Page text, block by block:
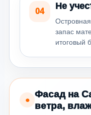
04
Не
Островная
запас
итоговый
●
Фасад на
ветра,